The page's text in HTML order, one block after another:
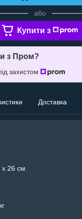
або
Купити з
з Пром?
захистом
Доставка
х 26 см